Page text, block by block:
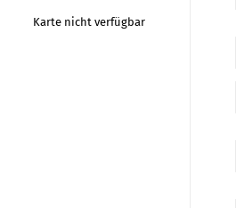
Karte nicht verfügbar